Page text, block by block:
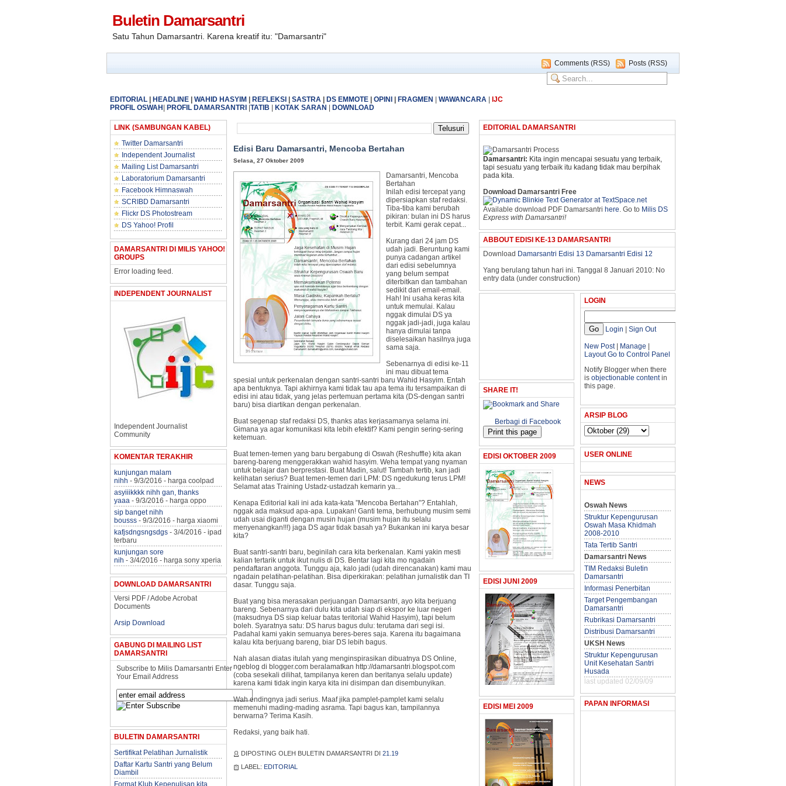
Buletin Damarsantri
Satu Tahun Damarsantri. Karena kreatif itu: "Damarsantri"
Posts (RSS)
Comments (RSS)
EDITORIAL HEADLINE WAHID HASYIM REFLEKSI SASTRA DS EMMOTE OPINI FRAGMEN WAWANCARA
IJC
PROFIL OSWAH PROFIL DAMARSANTRI TATIB KOTAK SARAN DOWNLOAD
LINK (SAMBUNGAN KABEL)
Twitter Damarsantri
Independent Journalist
Mailing List Damarsantri
Laboratorium Damarsantri
Facebook Himnaswah
SCRIBD Damarsantri
Flickr DS Photostream
DS Yahoo! Profil
DAMARSANTRI DI MILIS YAHOO!
GROUPS
Error loading feed.
INDEPENDENT JOURNALIST
Independent Journalist
Community
KOMENTAR TERAKHIR
kunjungan malam
nihh - 9/3/2016 - harga coolpad
asyiiikkkk nihh gan, thanks
yaaa - 9/3/2016 - harga oppo
sip banget nihh
bousss - 9/3/2016 - harga xiaomi
kafjsdngsngsdgs - 3/4/2016 - ipad
terbaru
kunjungan sore
nih - 3/4/2016 - harga sony xperia
DOWNLOAD DAMARSANTRI
Versi PDF / Adobe Acrobat
Documents
Arsip Download
GABUNG DI MAILING LIST
DAMARSANTRI
Subscribe to Milis Damarsantri Enter
Your Email Address
BULETIN DAMARSANTRI
Sertifikat Pelatihan Jurnalistik
Daftar Kartu Santri yang Belum
Diambil
Format Klub Kepenulisan kita
Edisi Baru Damarsantri, Mencoba Bertahan
Selasa, 27 Oktober 2009
Damarsantri, Mencoba
Bertahan
Inilah edisi tercepat yang
dipersiapkan staf redaksi.
Tiba-tiba kami berubah
pikiran: bulan ini DS harus
terbit. Kami gerak cepat...
Kurang dari 24 jam DS
udah jadi. Beruntung kami
punya cadangan artikel
dari edisi sebelumnya
yang belum sempat
diterbitkan dan tambahan
sedikit dari email-email.
Hah! Ini usaha keras kita
untuk memulai. Kalau
nggak dimulai DS ya
nggak jadi-jadi, juga kalau
hanya dimulai tanpa
diselesaikan hasilnya juga
sama saja.
Sebenarnya di edisi ke-11
ini mau dibuat tema
spesial untuk perkenalan dengan santri-santri baru Wahid Hasyim. Entah
apa bentuknya. Tapi akhirnya kami tidak tau apa tema itu tersampaikan di
edisi ini atau tidak, yang jelas pertemuan pertama kita (DS-dengan santri
baru) bisa diartikan dengan perkenalan.
Buat segenap staf redaksi DS, thanks atas kerjasamanya selama ini.
Gimana ya agar komunikasi kita lebih efektif? Kami pengin sering-sering
ketemuan.
Buat temen-temen yang baru bergabung di Oswah (Reshuffle) kita akan
bareng-bareng menggerakkan wahid hasyim. Weha tempat yang nyaman
untuk belajar dan berprestasi. Buat Madin, salut! Tambah tertib, kan jadi
kelihatan serius? Buat temen-temen dari LPM: DS ngedukung terus LPM!
Selamat atas Training Ustadz-ustadzah kemarin ya...
Kenapa Editorial kali ini ada kata-kata ”Mencoba Bertahan”? Entahlah,
nggak ada maksud apa-apa. Lupakan! Ganti tema, berhubung musim semi
udah usai diganti dengan musin hujan (musim hujan itu selalu
menyenangkan!!!) jaga DS agar tidak basah ya? Bukankan ini karya besar
kita?
Buat santri-santri baru, beginilah cara kita berkenalan. Kami yakin mesti
kalian tertarik untuk ikut nulis di DS. Bentar lagi kita mo ngadain
pendaftaran anggota. Tunggu aja, kalo jadi (udah direncanakan) kami mau
ngadain pelatihan-pelatihan. Bisa diperkirakan: pelatihan jurnalistik dan TI
dasar. Tunggu saja.
Buat yang bisa merasakan perjuangan Damarsantri, ayo kita berjuang
bareng. Sebenarnya dari dulu kita udah siap di ekspor ke luar negeri
(maksudnya DS siap keluar batas teritorial Wahid Hasyim), tapi belum
boleh. Syaratnya satu: DS harus bagus dulu: terutama dari segi isi.
Padahal kami yakin semuanya beres-beres saja. Karena itu bagaimana
kalau kita berjuang bareng, biar DS lebih bagus.
Nah alasan diatas itulah yang menginspirasikan dibuatnya DS Online,
ngeblog di blogger.com beralamatkan http://damarsantri.blogspot.com
(coba sesekali dilihat, tampilanya keren dan beritanya selalu update)
karena kami tidak ingin karya kita ini disimpan dan disembunyikan.
Wah endingnya jadi serius. Maaf jika pamplet-pamplet kami selalu
memenuhi mading-mading asrama. Tapi bagus kan, tampilannya
berwarna? Terima Kasih.
Redaksi, yang baik hati.
DIPOSTING OLEH BULETIN DAMARSANTRI DI 21.19
LABEL: EDITORIAL
EDITORIAL DAMARSANTRI
Damarsantri: Kita ingin mencapai sesuatu yang terbaik,
tapi sesuatu yang terbaik itu kadang tidak mau berpihak
pada kita.
Download Damarsantri Free
Available download PDF Damarsantri here. Go to Milis DS
Express with Damarsantri!
ABBOUT EDISI KE-13 DAMARSANTRI
Download Damarsantri Edisi 13 Damarsantri Edisi 12
Yang berulang tahun hari ini. Tanggal 8 Januari 2010: No
entry data (under construction)
SHARE IT!
Berbagi di Facebook
EDISI OKTOBER 2009
EDISI JUNI 2009
EDISI MEI 2009
LOGIN
Login Sign Out
New Post| Manage
Layout Go to Control Panel
Notify Blogger when there
is objectionable contentin
this page.
ARSIP BLOG
USER ONLINE
NEWS
Oswah News
Struktur Kepengurusan
Oswah Masa Khidmah
2008-2010
Tata Tertib Santri
Damarsantri News
TIM Redaksi Buletin
Damarsantri
Informasi Penerbitan
Target Pengembangan
Damarsantri
Rubrikasi Damarsantri
Distribusi Damarsantri
UKSH News
Struktur Kepengurusan
Unit Kesehatan Santri
Husada
last updated 02/09/09
PAPAN INFORMASI